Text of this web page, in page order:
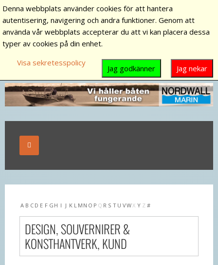
A B C D E F G H I J K L M N O P Q R S T U VWX Y Z #
DESIGN, SOUVERNIRER &
KONSTHANTVERK, KUND
Denna webbplats använder cookies för att hantera
autentisering, navigering och andra funktioner. Genom att
använda vår webbplats accepterar du att vi kan placera dessa
typer av cookies på din enhet.
Visa sekretesspolicy
Jag nekar
Jag godkänner